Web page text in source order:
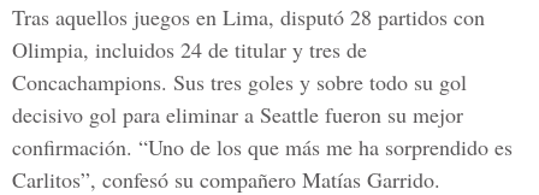
Tras aquellos juegos en Lima, disputó 28 partidos con
Olimpia, incluidos 24 de titular y tres de
Concachampions. Sus tres goles y sobre todo su gol
decisivo gol para eliminar a Seattle fueron su mejor
confirmación. “Uno de los que más me ha sorprendido es
Carlitos”, confesó su compañero Matías Garrido.